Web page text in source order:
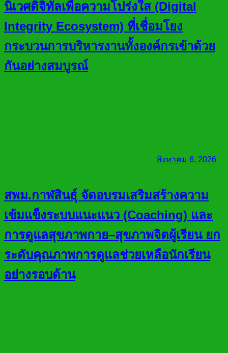
นิเวศดิจิทัลเพื่อความโปร่งใส (Digital
Integrity Ecosystem) ที่เชื่อมโยง
กระบวนการบริหารงานทั้งองค์กรเข้าด้วย
กันอย่างสมบูรณ์
สิงหาคม 6, 2026
สพม.กาฬสินธุ์ จัดอบรมเสริมสร้างความ
เข้มแข็งระบบแนะแนว (Coaching) และ
การดูแลสุขภาพกาย–สุขภาพจิตผู้เรียน ยก
ระดับคุณภาพการดูแลช่วยเหลือนักเรียน
อย่างรอบด้าน